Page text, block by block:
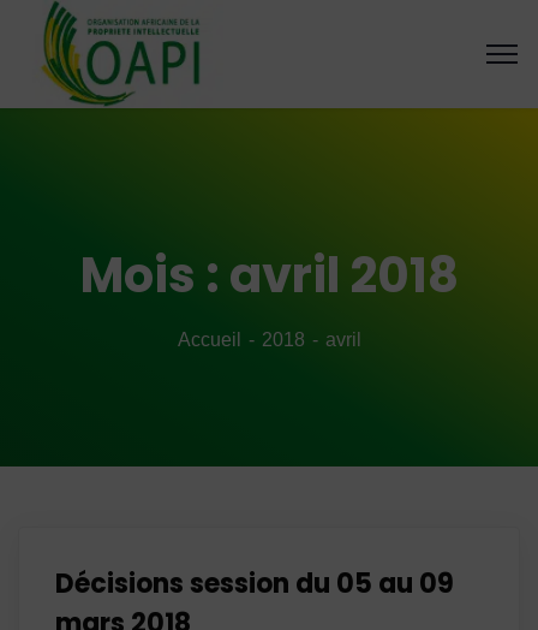
Mois :avril 2018
Accueil 2018 avril
Décisions session du 05 au 09